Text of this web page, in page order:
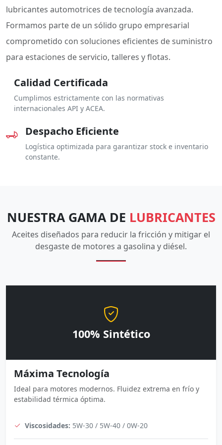
lubricantes automotrices de tecnología avanzada.
Formamos parte de un sólido grupo empresarial
comprometido con soluciones eficientes de suministro
para estaciones de servicio, talleres y flotas.
Calidad Certificada
Cumplimos estrictamente con las normativas
internacionales API y ACEA.
Despacho Eficiente
Logística optimizada para garantizar stock e inventario
constante.
NUESTRA GAMA DE LUBRICANTES
Aceites diseñados para reducir la fricción y mitigar el
desgaste de motores a gasolina y diésel.
100% Sintético
Máxima Tecnología
Ideal para motores modernos. Fluidez extrema en frío y
estabilidad térmica óptima.
Viscosidades: 5W-30 / 5W-40 / 0W-20